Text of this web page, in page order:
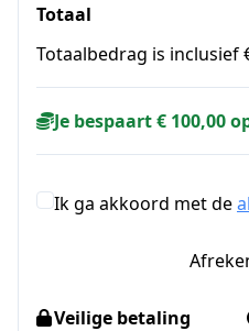
Totaal
Totaalbedrag is inclusief
Je bespaart € 100,00
Ik ga akkoord met de
Veilige betaling